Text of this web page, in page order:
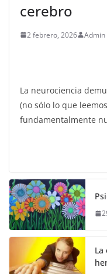
cerebro
2 febrero, 2026 Admin
La neurociencia
(no sólo lo que
fundamentalmente
La